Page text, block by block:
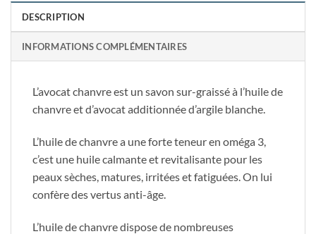
DESCRIPTION
INFORMATIONS COMPLÉMENTAIRES
L’avocat chanvre est un savon sur-graissé à l’huile de
chanvre et d’avocat additionnée d’argile blanche.
L’huile de chanvre a une forte teneur en oméga 3,
c’est une huile calmante et revitalisante pour les
peaux sèches, matures, irritées et fatiguées. On lui
confère des vertus anti-âge.
L’huile de chanvre dispose de nombreuses